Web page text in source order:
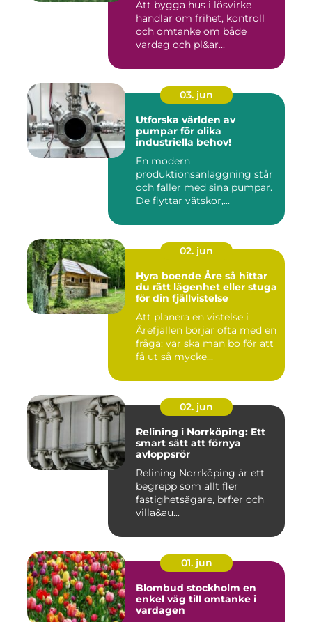
Att bygga hus i lösvirke
handlar om frihet, kontroll
och omtanke om både
vardag och pl&ar...
03. jun
Utforska världen av
pumpar för olika
industriella behov!
En modern
produktionsanläggning står
och faller med sina pumpar.
De flyttar vätskor,...
02. jun
Hyra boende Åre så hittar
du rätt lägenhet eller stuga
för din fjällvistelse
Att planera en vistelse i
Årefjällen börjar ofta med en
fråga: var ska man bo för att
få ut så mycke...
02. jun
Relining i Norrköping: Ett
smart sätt att förnya
avloppsrör
Relining Norrköping är ett
begrepp som allt fler
fastighetsägare, brf:er och
villa&au...
01. jun
Blombud stockholm en
enkel väg till omtanke i
vardagen